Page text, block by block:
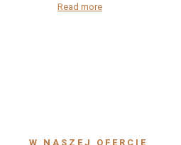
Read more
W NASZEJ OFERCIE